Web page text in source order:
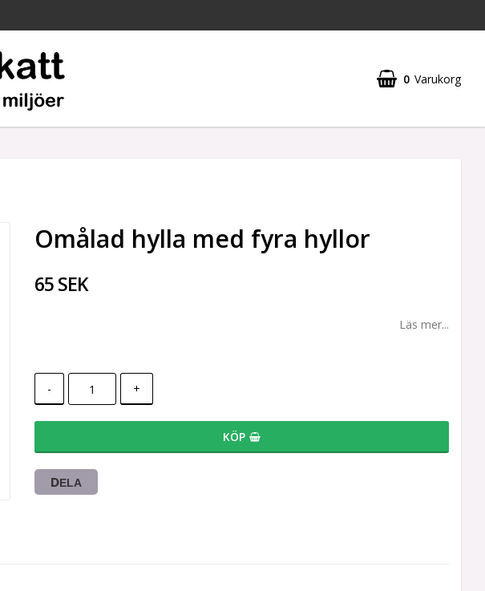
0 Varukorg
Omålad hylla med fyra hyllor
65 SEK
Läs mer...
- +
KÖP
DELA